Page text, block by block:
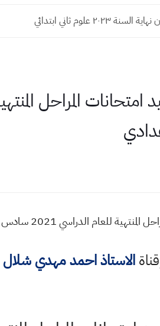
٢٠٢٣ علوم ثاني ابتدائي
2021 سادس ابتدائي ثالث متوسط سادس اعدادي
الاستاذ احمد مهدي شلال